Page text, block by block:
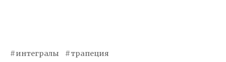
интегралы
трапеция